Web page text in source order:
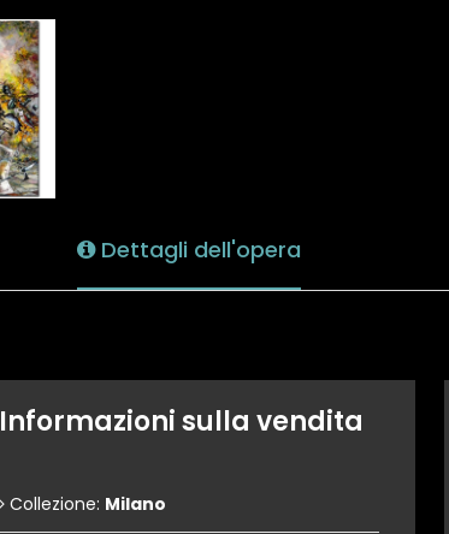
Dettagli dell'opera
Informazioni sulla vendita
Collezione: Milano